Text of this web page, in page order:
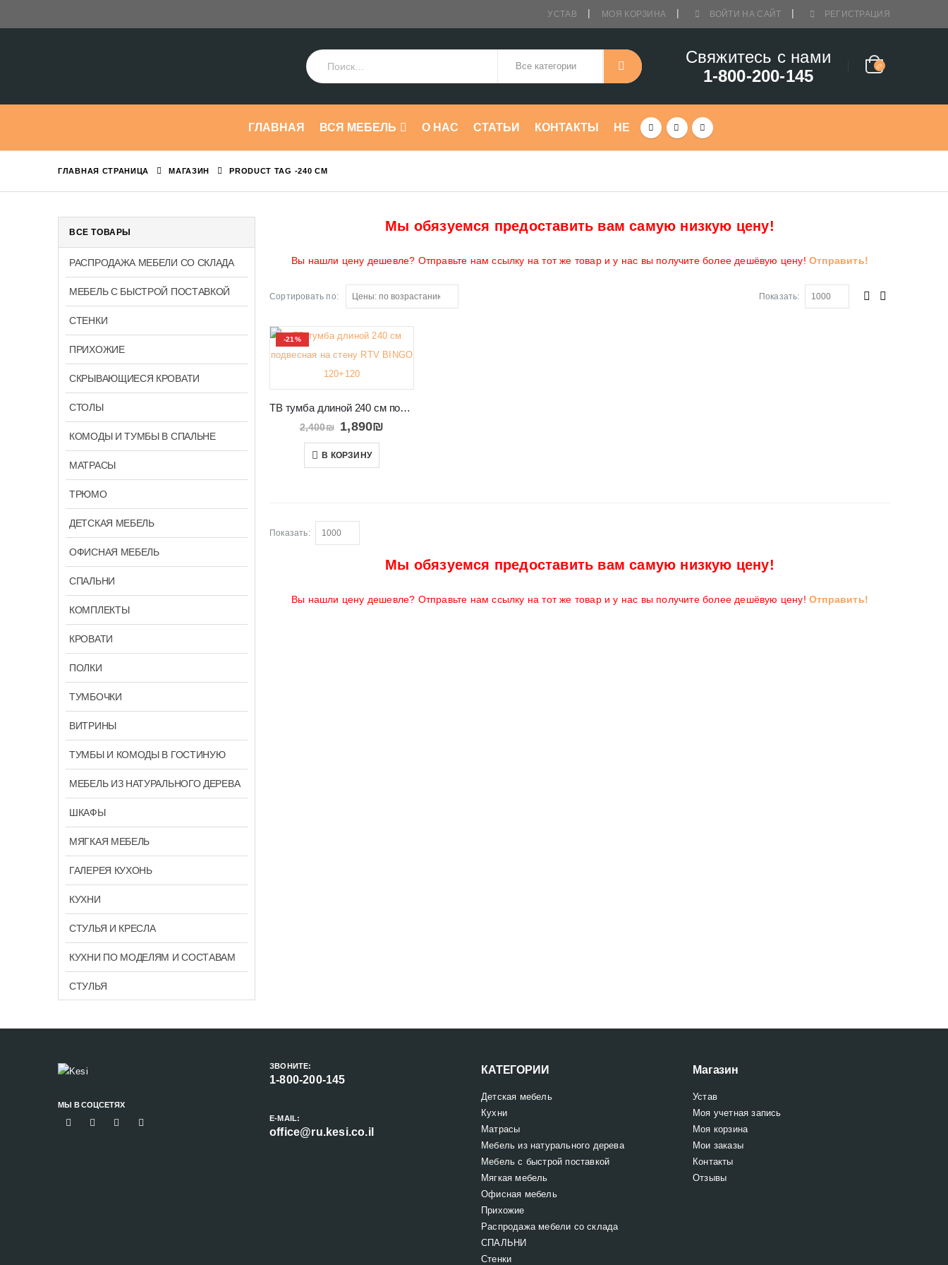
УСТАВ МОЯ КОРЗИНА ВОЙТИ НА САЙТ РЕГИСТРАЦИЯ
Свяжитесь с нами
1-800-200-145
ГЛАВНАЯ ВСЯ МЕБЕЛЬ О НАС СТАТЬИ КОНТАКТЫ HE
ГЛАВНАЯ СТРАНИЦА МАГАЗИН PRODUCT TAG -240 СМ
Мы обязуемся предоставить вам самую низкую цену!
Вы нашли цену дешевле? Отправьте нам ссылку на тот же товар и у нас вы получите более дешёвую цену! Отправить!
Сортировать по: Показать:
-21%
ТВ тумба длиной 240 см подвесная на стену RTV BINGO 120+120
2,400₪ 1,890₪
В КОРЗИНУ
Показать:
Мы обязуемся предоставить вам самую низкую цену!
Вы нашли цену дешевле? Отправьте нам ссылку на тот же товар и у нас вы получите более дешёвую цену! Отправить!
ВСЕ ТОВАРЫ
РАСПРОДАЖА МЕБЕЛИ СО СКЛАДА
МЕБЕЛЬ С БЫСТРОЙ ПОСТАВКОЙ
СТЕНКИ
ПРИХОЖИЕ
СКРЫВАЮЩИЕСЯ КРОВАТИ
СТОЛЫ
КОМОДЫ И ТУМБЫ В СПАЛЬНЕ
МАТРАСЫ
ТРЮМО
ДЕТСКАЯ МЕБЕЛЬ
ОФИСНАЯ МЕБЕЛЬ
СПАЛЬНИ
КОМПЛЕКТЫ
КРОВАТИ
ПОЛКИ
ТУМБОЧКИ
ВИТРИНЫ
ТУМБЫ И КОМОДЫ В ГОСТИНУЮ
МЕБЕЛЬ ИЗ НАТУРАЛЬНОГО ДЕРЕВА
ШКАФЫ
МЯГКАЯ МЕБЕЛЬ
ГАЛЕРЕЯ КУХОНЬ
КУХНИ
СТУЛЬЯ И КРЕСЛА
КУХНИ ПО МОДЕЛЯМ И СОСТАВАМ
СТУЛЬЯ
МЫ В СОЦСЕТЯХ
ЗВОНИТЕ:
1-800-200-145
E-MAIL:
office@ru.kesi.co.il
КАТЕГОРИИ
Детская мебель
Кухни
Матрасы
Мебель из натурального дерева
Мебель с быстрой поставкой
Мягкая мебель
Офисная мебель
Прихожие
Распродажа мебели со склада
СПАЛЬНИ
Стенки
Магазин
Устав
Моя учетная запись
Моя корзина
Мои заказы
Контакты
Отзывы